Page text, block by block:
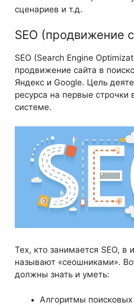
сценариев и т.д.
SEO (продвижение
SEO (Search Engine
продвижение сайта в
Яндекс и Google. Цель
ресурса на первые строчки
системе.
Тех, кто занимается SEO, в
называют «сеошниками».
должны знать и уметь:
Алгоритмы